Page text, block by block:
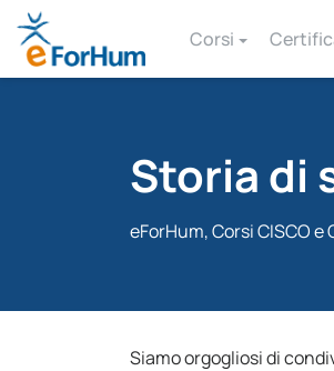
Corsi
Storia di
eForHum, Corsi CISCO
Siamo orgogliosi di